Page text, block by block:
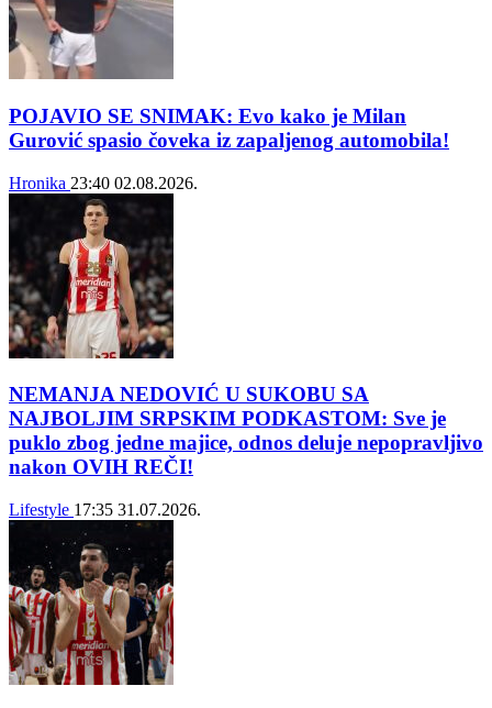
POJAVIO SE SNIMAK: Evo kako je Milan
Gurović spasio čoveka iz zapaljenog automobila!
Hronika 23:40 02.08.2026.
NEMANJA NEDOVIĆ U SUKOBU SA
NAJBOLJIM SRPSKIM PODKASTOM: Sve je
puklo zbog jedne majice, odnos deluje nepopravljivo
nakon OVIH REČI!
Lifestyle 17:35 31.07.2026.